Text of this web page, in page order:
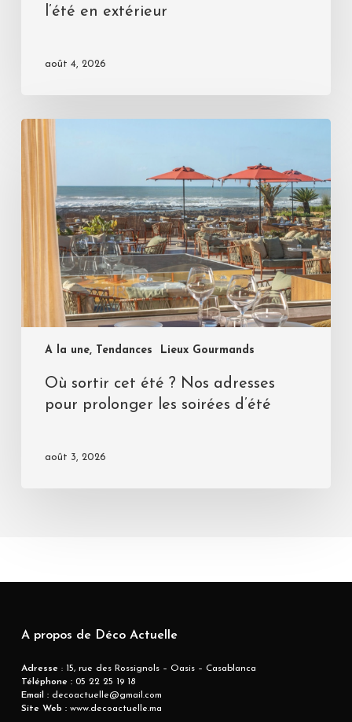
l’été en extérieur
août 4, 2026
A la une, Tendances Lieux Gourmands
Où sortir cet été ? Nos adresses
pour prolonger les soirées d’été
août 3, 2026
A propos de Déco Actuelle
Adresse : 15, rue des Rossignols – Oasis – Casablanca
Téléphone :05 22 25 19 18
Email :decoactuelle@gmail.com
Site Web :www.decoactuelle.ma